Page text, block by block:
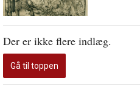
Der er ikke flere indlæg.
Gå til toppen